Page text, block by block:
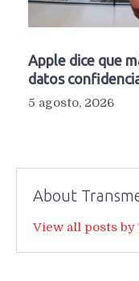
Apple dice que
datos
5 agosto, 2026
About
View all posts